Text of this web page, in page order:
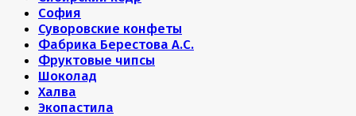
София
Суворовские конфеты
Фабрика Берестова А.С.
Фруктовые чипсы
Шоколад
Халва
Экопастила